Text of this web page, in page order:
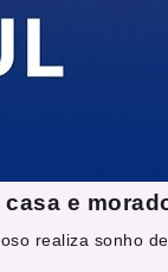
casa e
realiza sonho